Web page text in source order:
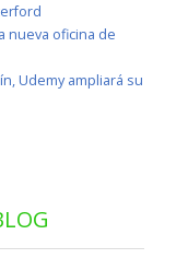
nueva oficina de
Udemy ampliará su